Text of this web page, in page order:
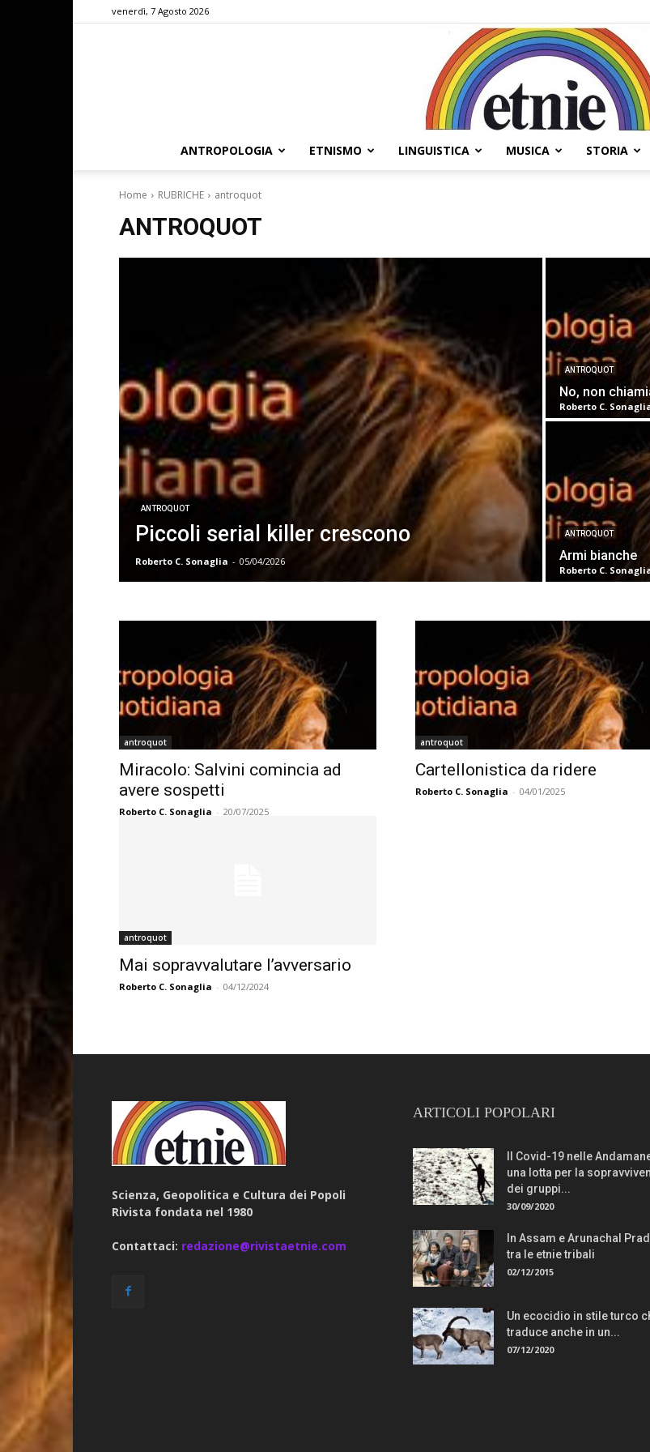
venerdì, 7 Agosto 2026
ANTROPOLOGIA ETNISMO LINGUISTICA MUSICA STORIA
Home RUBRICHE antroquot
ANTROQUOT
ANTROQUOT
Piccoli serial killer crescono
Roberto C. Sonaglia - 05/04/2026
ANTROQUOT
No, non
Roberto C.
ANTROQUOT
Armi bianche
Roberto C.
antroquot
Miracolo: Salvini comincia ad
avere sospetti
Roberto C. Sonaglia - 20/07/2025
antroquot
Cartellonistica da ridere
Roberto C. Sonaglia - 04/01/2025
antroquot
Mai sopravvalutare l’avversario
Roberto C. Sonaglia - 04/12/2024
Scienza, Geopolitica e Cultura dei Popoli
Rivista fondata nel 1980
Contattaci: redazione@rivistaetnie.com
ARTICOLI POPOLARI
Il Covid-19 nelle
una lotta per la
dei gruppi...
30/09/2020
In Assam e Arunachal
tra le etnie tribali
02/12/2015
Un ecocidio in stile turco
traduce anche in un...
07/12/2020